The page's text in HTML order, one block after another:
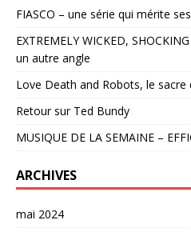
FIASCO – une série qui mérite
EXTREMELY WICKED,
un autre angle
Love Death and Robots, le sacre
Retour sur Ted Bundy
MUSIQUE DE LA SEMAINE –
ARCHIVES
mai 2024